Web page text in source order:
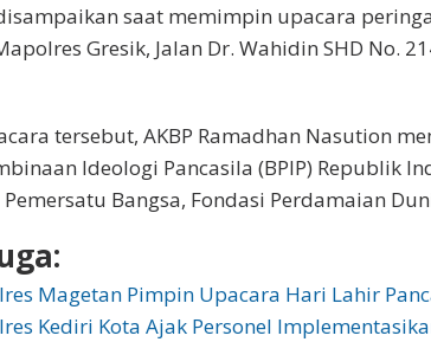
saat memimpin upacara
Gresik, Jalan Dr. Wahidin SHD No.
tersebut, AKBP Ramadhan Nasution
Ideologi Pancasila (BPIP) Republik
Pemersatu Bangsa, Fondasi Perdamaian
Magetan Pimpin Upacara Hari Lahir
Kediri Kota Ajak Personel